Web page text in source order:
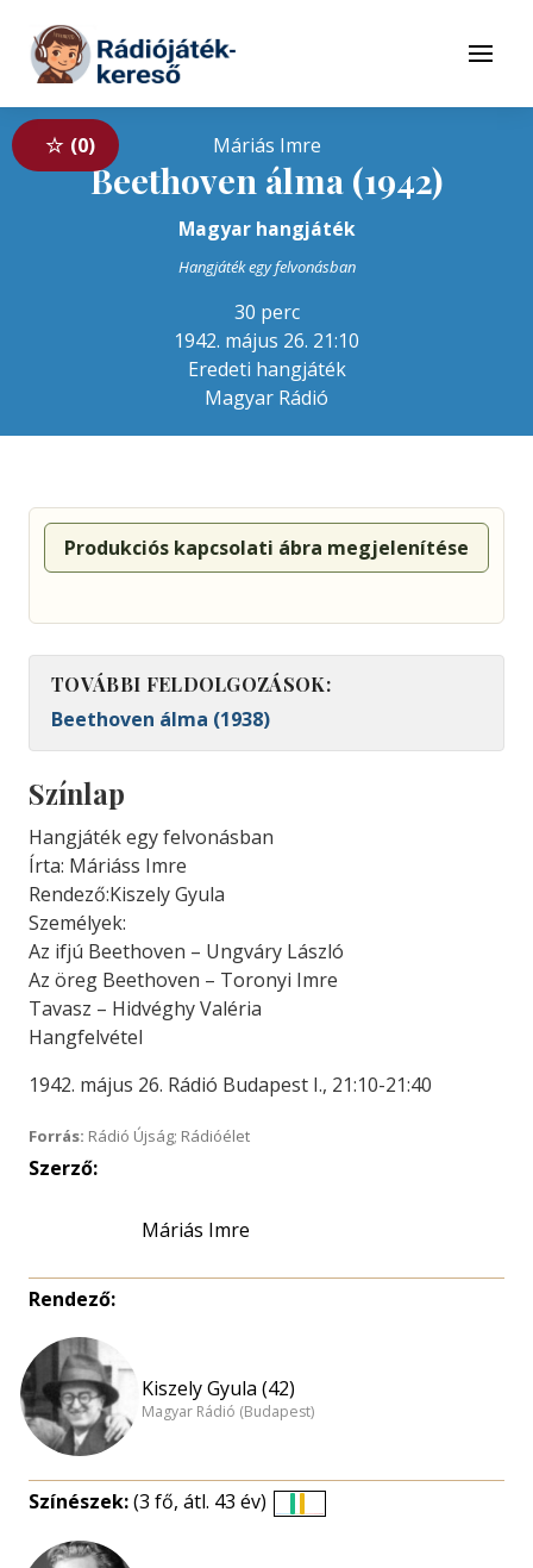
Tovább a tartalomhoz
Menü
0 Máriás Imre
Beethoven álma (1942)
Magyar hangjáték
Hangjáték egy felvonásban
30 perc
1942. május 26. 21:10
Eredeti hangjáték
Magyar Rádió
Produkciós kapcsolati ábra megjelenítése
TOVÁBBI FELDOLGOZÁSOK:
Beethoven álma (1938)
Színlap
Hangjáték egy felvonásban
Írta: Máriáss Imre
Rendező:Kiszely Gyula
Személyek:
Az ifjú Beethoven – Ungváry László
Az öreg Beethoven – Toronyi Imre
Tavasz – Hidvéghy Valéria
Hangfelvétel
1942. május 26. Rádió Budapest I., 21:10-21:40
Forrás: Rádió Újság; Rádióélet
Szerző:
Máriás Imre
Rendező:
Kiszely Gyula (42)
Magyar Rádió (Budapest)
Színészek:(3 fő, átl. 43 év)